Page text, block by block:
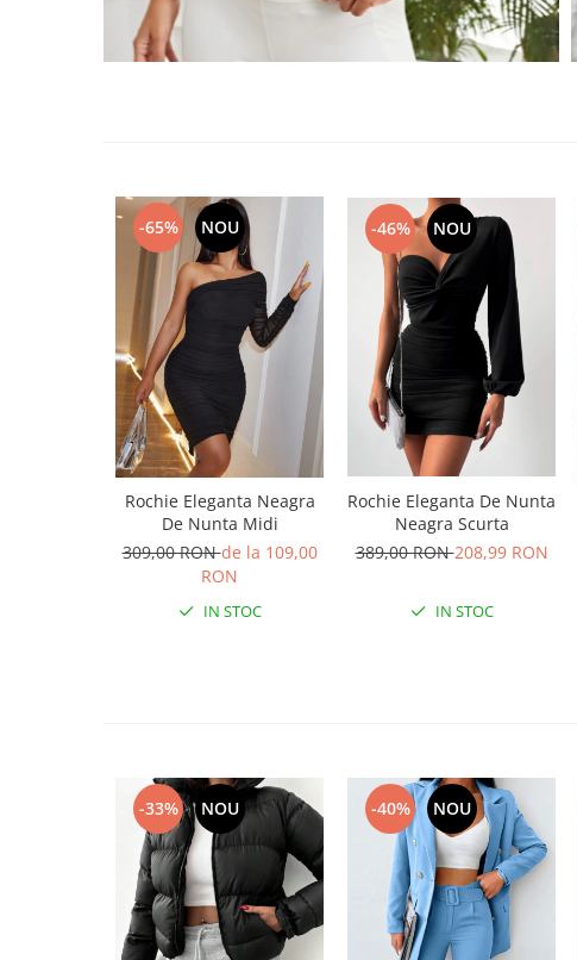
-65% NOU
Rochie Eleganta Neagra
De Nunta Midi
309,00 RONde la 109,00
RON
IN STOC
-46% NOU
Rochie Eleganta De Nunta
Neagra Scurta
389,00 RON208,99 RON
IN STOC
-33% NOU -40% NOU